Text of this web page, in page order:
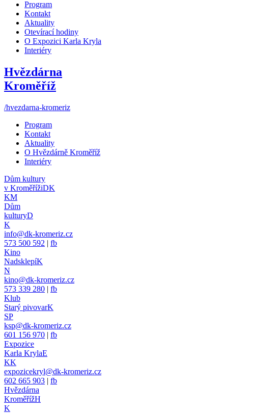
Program
Kontakt
Aktuality
Otevírací hodiny
O Expozici Karla Kryla
Interiéry
Hvězdárna
Kroměříž
/hvezdarna-kromeriz
Program
Kontakt
Aktuality
O Hvězdárně Kroměříž
Interiéry
Dům kultury
v KroměřížiDK
KM
Dům
kulturyD
K
info@dk-kromeriz.cz
573 500 592 | fb
Kino
NadsklepíK
N
kino@dk-kromeriz.cz
573 339 280 | fb
Klub
Starý pivovarK
SP
ksp@dk-kromeriz.cz
601 156 970 | fb
Expozice
Karla KrylaE
KK
expozicekryl@dk-kromeriz.cz
602 665 903 | fb
Hvězdárna
KroměřížH
K